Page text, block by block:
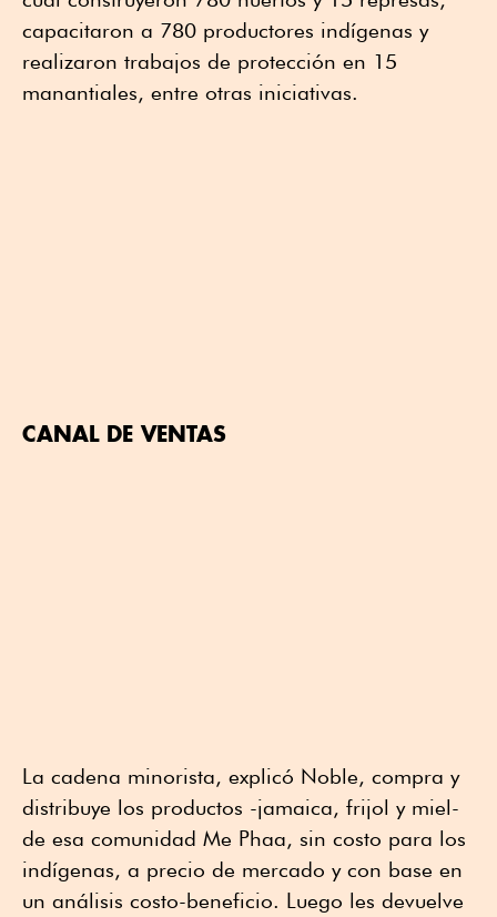
capacitaron a 780 productores indígenas y
realizaron trabajos de protección en 15
manantiales, entre otras iniciativas.
CANAL DE VENTAS
La cadena minorista, explicó Noble, compra y
distribuye los productos -jamaica, frijol y miel-
de esa comunidad Me Phaa, sin costo para los
indígenas, a precio de mercado y con base en
un análisis costo-beneficio. Luego les devuelve